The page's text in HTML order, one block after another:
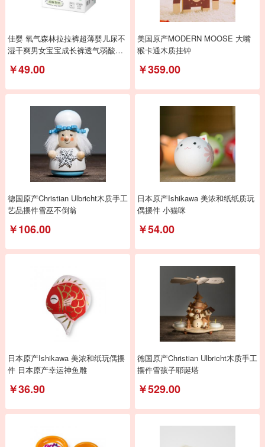
佳婴 氧气森林拉拉裤超薄婴儿尿不
湿干爽男女宝宝成长裤透气弱酸亲
￥49.00
美国原产MODERN MOOSE 大嘴
猴卡通木质挂钟
￥359.00
德国原产Christian Ulbricht木质手工
艺品摆件雪巫不倒翁
￥106.00
日本原产Ishikawa 美浓和纸纸质玩
偶摆件 小猫咪
￥54.00
日本原产Ishikawa 美浓和纸玩偶摆
件 日本原产幸运神鱼雕
￥36.90
德国原产Christian Ulbricht木质手工
摆件雪孩子耶诞塔
￥529.00